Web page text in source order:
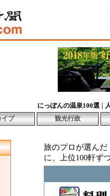
にっぽんの温泉100選 |
イブ 観光行政
旅のプロが選んだ
に、上位100軒ず